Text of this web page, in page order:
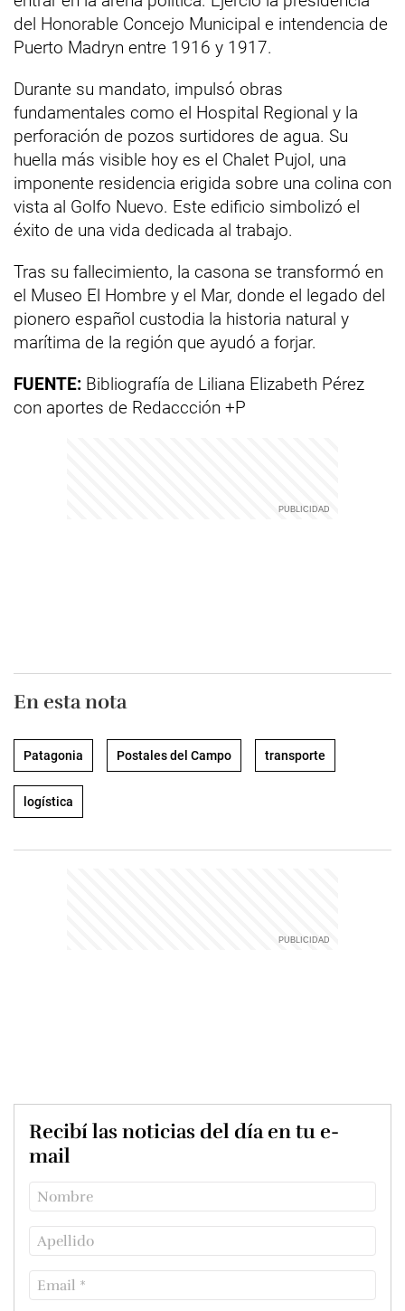
del Honorable Concejo Municipal e intendencia de
Puerto Madryn entre 1916 y 1917.
Durante su mandato, impulsó obras
fundamentales como el Hospital Regional y la
perforación de pozos surtidores de agua. Su
huella más visible hoy es el Chalet Pujol, una
imponente residencia erigida sobre una colina con
vista al Golfo Nuevo. Este edificio simbolizó el
éxito de una vida dedicada al trabajo.
Tras su fallecimiento, la casona se transformó en
el Museo El Hombre y el Mar, donde el legado del
pionero español custodia la historia natural y
marítima de la región que ayudó a forjar.
FUENTE: Bibliografía de Liliana Elizabeth Pérez
con aportes de Redaccción +P
En esta nota
Patagonia Postales del Campo transporte
logística
Recibí las noticias del día en tu e-
mail